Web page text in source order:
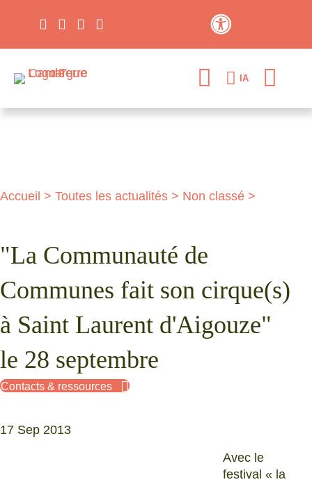
IA
Accueil > Toutes les actualités > Non classé >
"La Communauté de
Communes fait son cirque(s)
à Saint Laurent d'Aigouze"
le 28 septembre
Contacts & ressources
17 Sep 2013
Avec le
festival « la